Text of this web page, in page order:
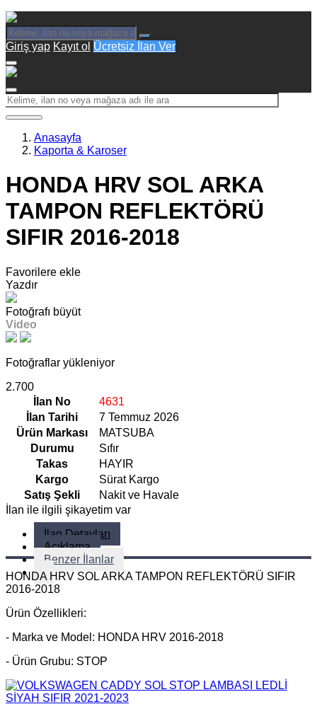
Giriş yap Kayıt ol Ücretsiz İlan Ver
Anasayfa
Kaporta & Karoser
HONDA HRV SOL ARKA
TAMPON REFLEKTÖRÜ
SIFIR 2016-2018
Favorilere ekle
Yazdır
Fotoğrafı büyüt
Video
Fotoğraflar yükleniyor
2.700
İlan No
4631
İlan Tarihi
7 Temmuz 2026
Ürün Markası
MATSUBA
Durumu
Sıfır
Takas
HAYIR
Kargo
Sürat Kargo
Satış Şekli
Nakit ve Havale
İlan ile ilgili şikayetim var
İlan Detayları
Açıklama
Benzer İlanlar
HONDA HRV SOL ARKA TAMPON REFLEKTÖRÜ SIFIR
2016-2018
Ürün Özellikleri:
- Marka ve Model: HONDA HRV 2016-2018
- Ürün Grubu: STOP